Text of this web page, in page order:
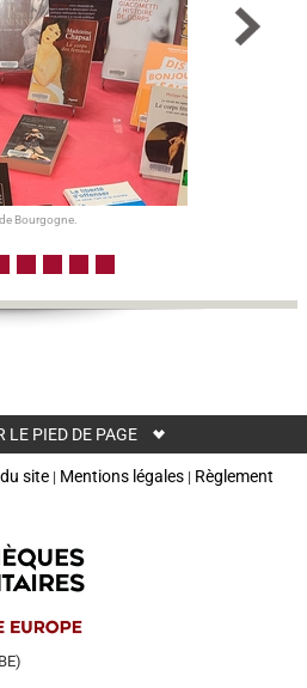
Bourgogne.
LE PIED DE PAGE
site| Mentions légales| Règlement